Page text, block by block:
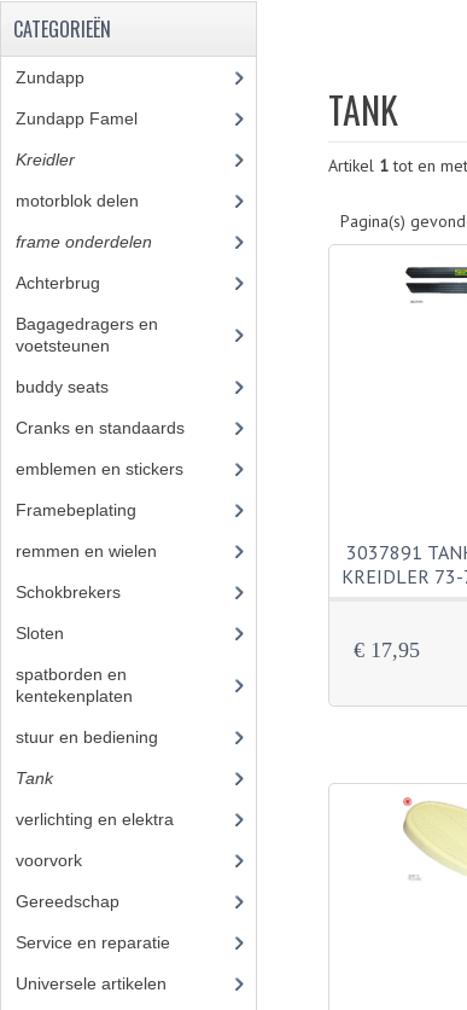
TANK
Artikel 1tot en met
Pagina(s)
3037891
KREIDLER
€ 17,95
CATEGORIEËN
Zundapp
Zundapp Famel
Kreidler
motorblok delen
frame onderdelen
Achterbrug
Bagagedragers en
voetsteunen
buddy seats
Cranks en standaards
emblemen en stickers
Framebeplating
remmen en wielen
Schokbrekers
Sloten
spatborden en
kentekenplaten
stuur en bediening
Tank(21)
verlichting en elektra
voorvork
Gereedschap
Service en reparatie
Universele artikelen